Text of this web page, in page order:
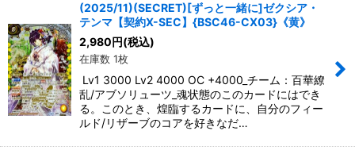
(2025/11)(SECRET)[ずっと一緒に]ゼクシア・
テンマ【契約X-SEC】{BSC46-CX03}《黄》
2,980 円(税込)
在庫数 1枚
Lv1 3000 Lv2 4000 OC +4000_チーム：百華繚
乱/アブソリューツ_魂状態のこのカードにはでき
る。このとき、煌臨するカードに、自分のフィー
ルド/リザーブのコアを好きなだ…